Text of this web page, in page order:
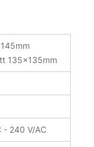
135x135mm
- 240 V/AC